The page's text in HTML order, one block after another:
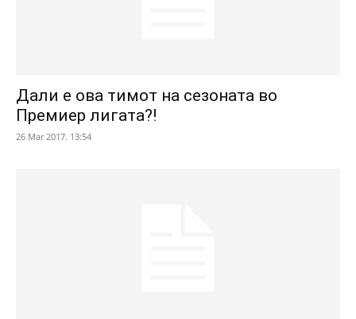
Дали е ова тимот на сезоната во
Премиер лигата?!
26 Mar 2017. 13:54